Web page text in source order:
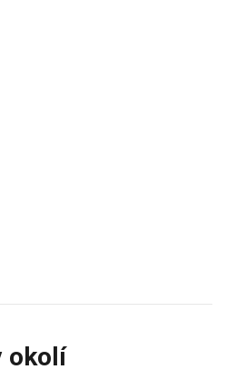
okolí